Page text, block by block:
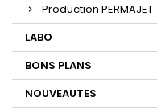
Production PERMAJET
LABO
BONS PLANS
NOUVEAUTES